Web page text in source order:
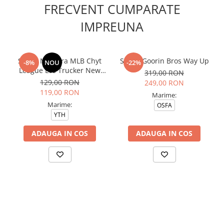
FRECVENT CUMPARATE
IMPREUNA
-8% NOU
Sapca New Era MLB Chyt
League Ess Trucker New
York Yankees Rabosb
129,00 RON
119,00 RON
Marime:
YTH
ADAUGA IN COS
-22%
Sapca Goorin Bros Way Up
319,00 RON
249,00 RON
Marime:
OSFA
ADAUGA IN COS